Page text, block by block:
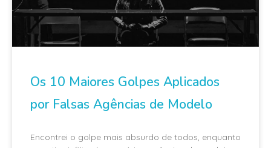
Os 10 Maiores Golpes Aplicados
por Falsas Agências de Modelo
Encontrei o golpe mais absurdo de todos, enquanto